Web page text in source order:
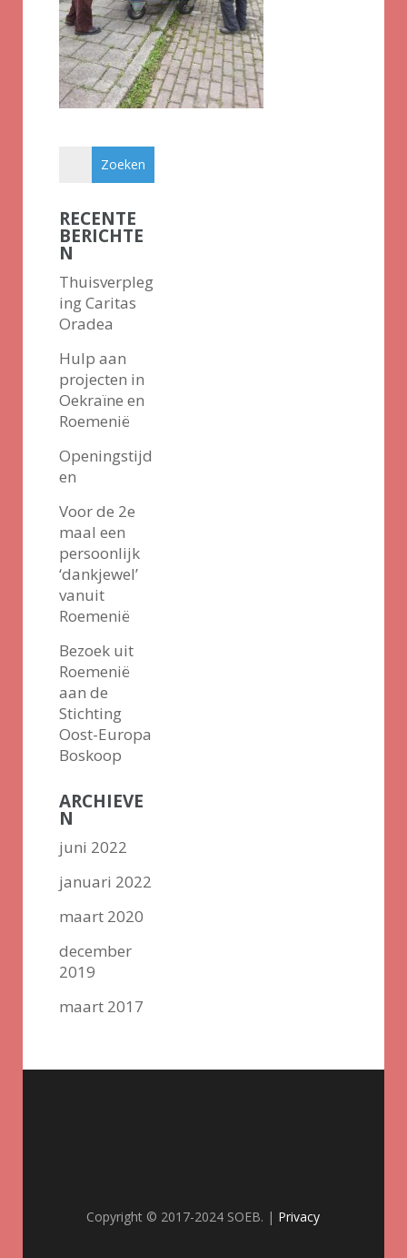
RECENTE
BERICHTE
N
Thuisverpleg
ing Caritas
Oradea
Hulp aan
projecten in
Oekraïne en
Roemenië
Openingstijd
en
Voor de 2e
maal een
persoonlijk
‘dankjewel’
vanuit
Roemenië
Bezoek uit
Roemenië
aan de
Stichting
Oost-Europa
Boskoop
ARCHIEVE
N
juni 2022
januari 2022
maart 2020
december
2019
maart 2017
Copyright © 2017-2024 SOEB. | Privacy